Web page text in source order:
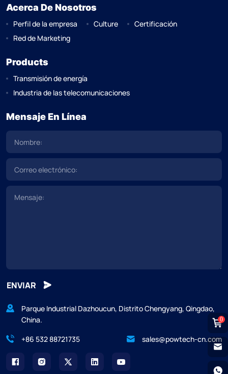
Acerca De Nosotros
Perfil de la empresa Culture
Certificación
Red de Marketing
Products
Transmisión de energía
Industria de las telecomunicaciones
Mensaje En Línea
ENVIAR
Parque Industrial Dazhoucun, Distrito Chengyang, Qingdao,
China.
+86 532 88721735
sales@powtech-cn.com
0